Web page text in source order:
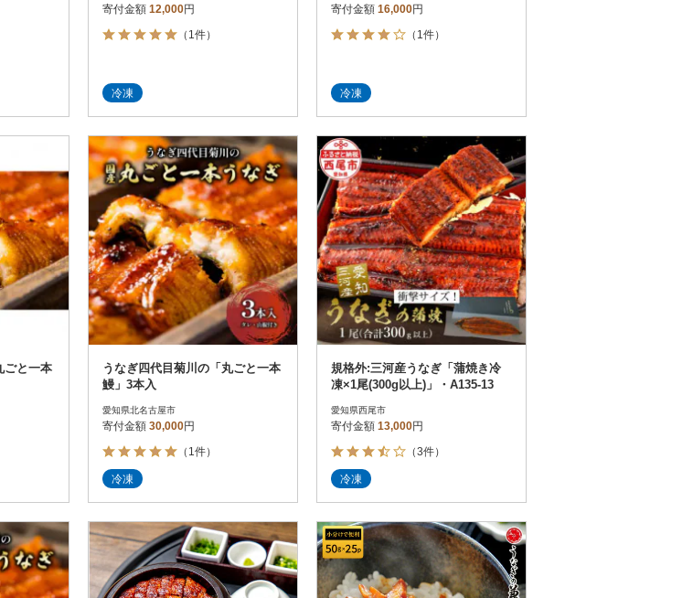
寄付金額 12,000円
（1件）
冷凍
寄付金額 16,000円
（1件）
冷凍
ごと一本
うなぎ四代目菊川の「丸ごと一本
鰻」3本入
愛知県北名古屋市
寄付金額 30,000円
（1件）
冷凍
規格外:三河産うなぎ「蒲焼き冷
凍×1尾(300g以上)」・A135-13
愛知県西尾市
寄付金額 13,000円
（3件）
冷凍